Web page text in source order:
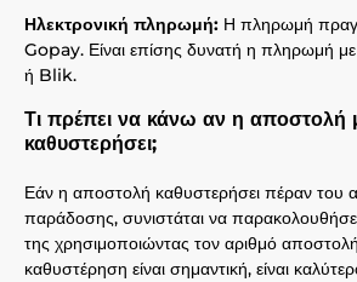
Ηλεκτρονική πληρωμή: Η πληρωμή
Gopay. Είναι επίσης δυνατή η πληρωμή
ή Blik.
Τι πρέπει να κάνω αν η αποστολή
καθυστερήσει;
Εάν η αποστολή καθυστερήσει πέραν του
παράδοσης, συνιστάται να
της χρησιμοποιώντας τον αριθμό
καθυστέρηση είναι σημαντική, είναι